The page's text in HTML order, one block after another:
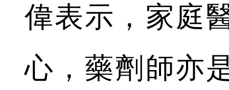
偉表示，家庭
心，藥劑師亦